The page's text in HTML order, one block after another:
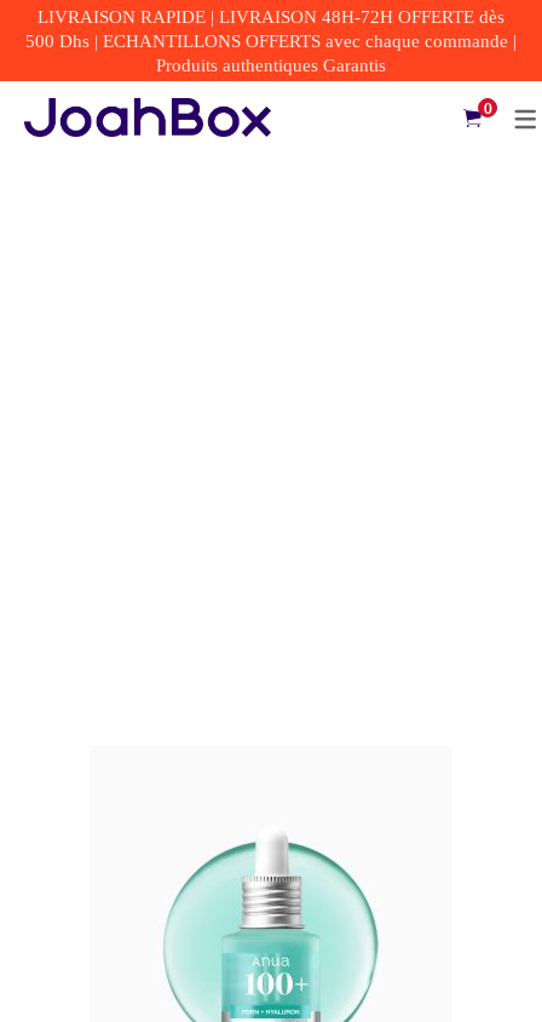
LIVRAISON RAPIDE | LIVRAISON 48H-72H OFFERTE dès
500 Dhs | ECHANTILLONS OFFERTS avec chaque commande |
Produits authentiques Garantis
0